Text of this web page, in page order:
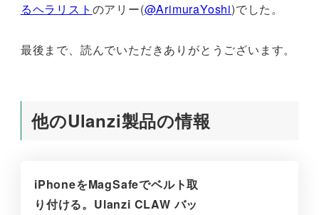
るヘラリスト のアリー(@ArimuraYoshi)でした。
最後まで、読んでいただきありがとうございます。
他のUlanzi製品の情報
iPhoneをMagSafeでベルト取
り付ける。Ulanzi CLAW バッ